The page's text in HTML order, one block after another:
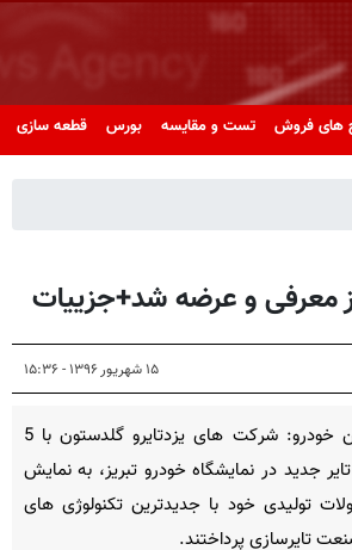
های فروش تست و مقایسه بورس قطعه سازی
۱۵ شهریور ۱۳۹۶ - ۱۵:۳۶
پرشین خودرو: شرکت های یزدتایرو گلدستون با 5
جدید در نمایشگاه خودرو تبریز، به نمایش
تولیدی خود با جدیدترین تکنولوژی های
تایرسازی پرداختند.